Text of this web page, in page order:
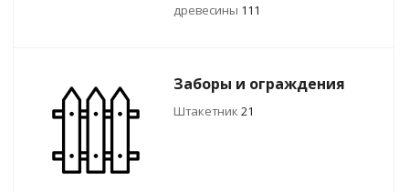
древесины 111
Заборы и ограждения
Штакетник 21